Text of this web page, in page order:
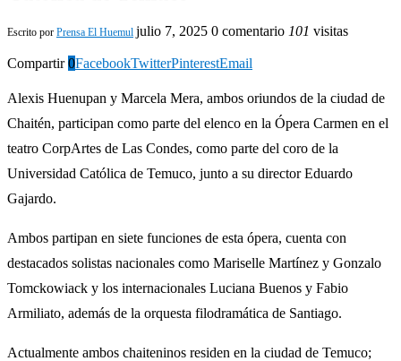
Escrito por Prensa El Huemul julio 7, 2025 0 comentario 101 visitas
Compartir 0FacebookTwitterPinterestEmail
Alexis Huenupan y Marcela Mera, ambos oriundos de la ciudad de
Chaitén, participan como parte del elenco en la Ópera Carmen en el
teatro CorpArtes de Las Condes, como parte del coro de la
Universidad Católica de Temuco, junto a su director Eduardo
Gajardo.
Ambos partipan en siete funciones de esta ópera, cuenta con
destacados solistas nacionales como Mariselle Martínez y Gonzalo
Tomckowiack y los internacionales Luciana Buenos y Fabio
Armiliato, además de la orquesta filodramática de Santiago.
Actualmente ambos chaiteninos residen en la ciudad de Temuco;